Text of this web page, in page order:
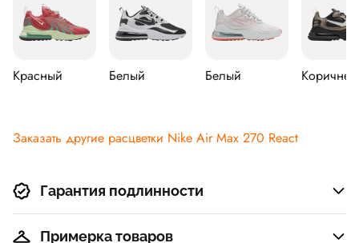
Красный Белый Белый
Заказать другие расцветки Nike Air Max 270 React
Гарантия подлинности
Примерка товаров